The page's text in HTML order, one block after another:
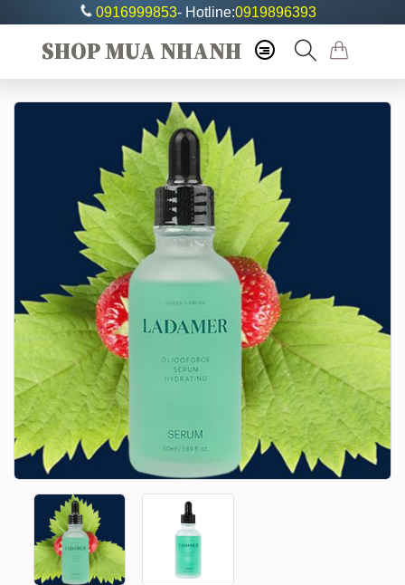
0916999853- Hotline:0919896393
SHOP MUA NHANH